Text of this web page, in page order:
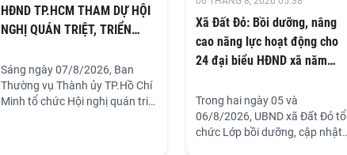
HĐND TP.HCM THAM DỰ HỘI
NGHỊ QUÁN TRIỆT, TRIỂN
HỘI NGHỊ LẦN THỨ BA BAN
CHẤP HÀNH TRUNG ƯƠNG
ĐẢNG KHÓA XIV
Sáng ngày 07/8/2026, Ban
Thường vụ Thành ủy TP.Hồ Chí
Minh tổ chức Hội nghị quán triệt
Xã Đất Đỏ: Bồi dưỡng, nâng
cao năng lực hoạt động cho
24 đại biểu HĐND xã năm
Trong hai ngày 05 và
06/8/2026, UBND xã Đất Đỏ tổ
chức Lớp bồi dưỡng, cập nhật